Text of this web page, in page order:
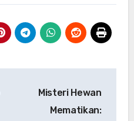
Misteri Hewan
Mematikan: